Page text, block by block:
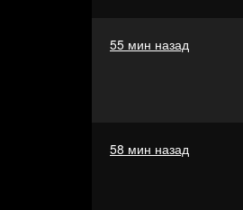
55 мин назад
58 мин назад